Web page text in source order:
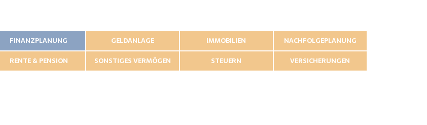
FINANZPLANUNG GELDANLAGE IMMOBILIEN
NACHFOLGEPLANUNG
RENTE & PENSION SONSTIGES VERMÖGEN STEUERN
VERSICHERUNGEN